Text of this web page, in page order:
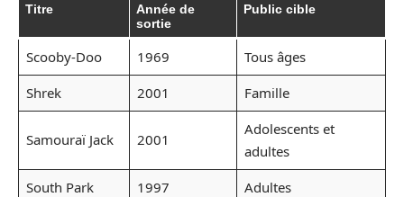
Titre
Année de
sortie
Public cible
Scooby-Doo 1969
Tous âges
Shrek
2001 Famille
Samouraï Jack 2001
Adolescents et
adultes
South Park
1997
Adultes